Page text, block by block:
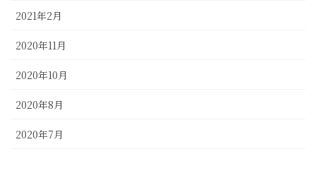
2021年2月
2020年11月
2020年10月
2020年8月
2020年7月